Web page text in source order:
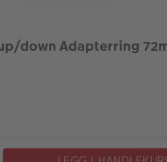
down Adapterring